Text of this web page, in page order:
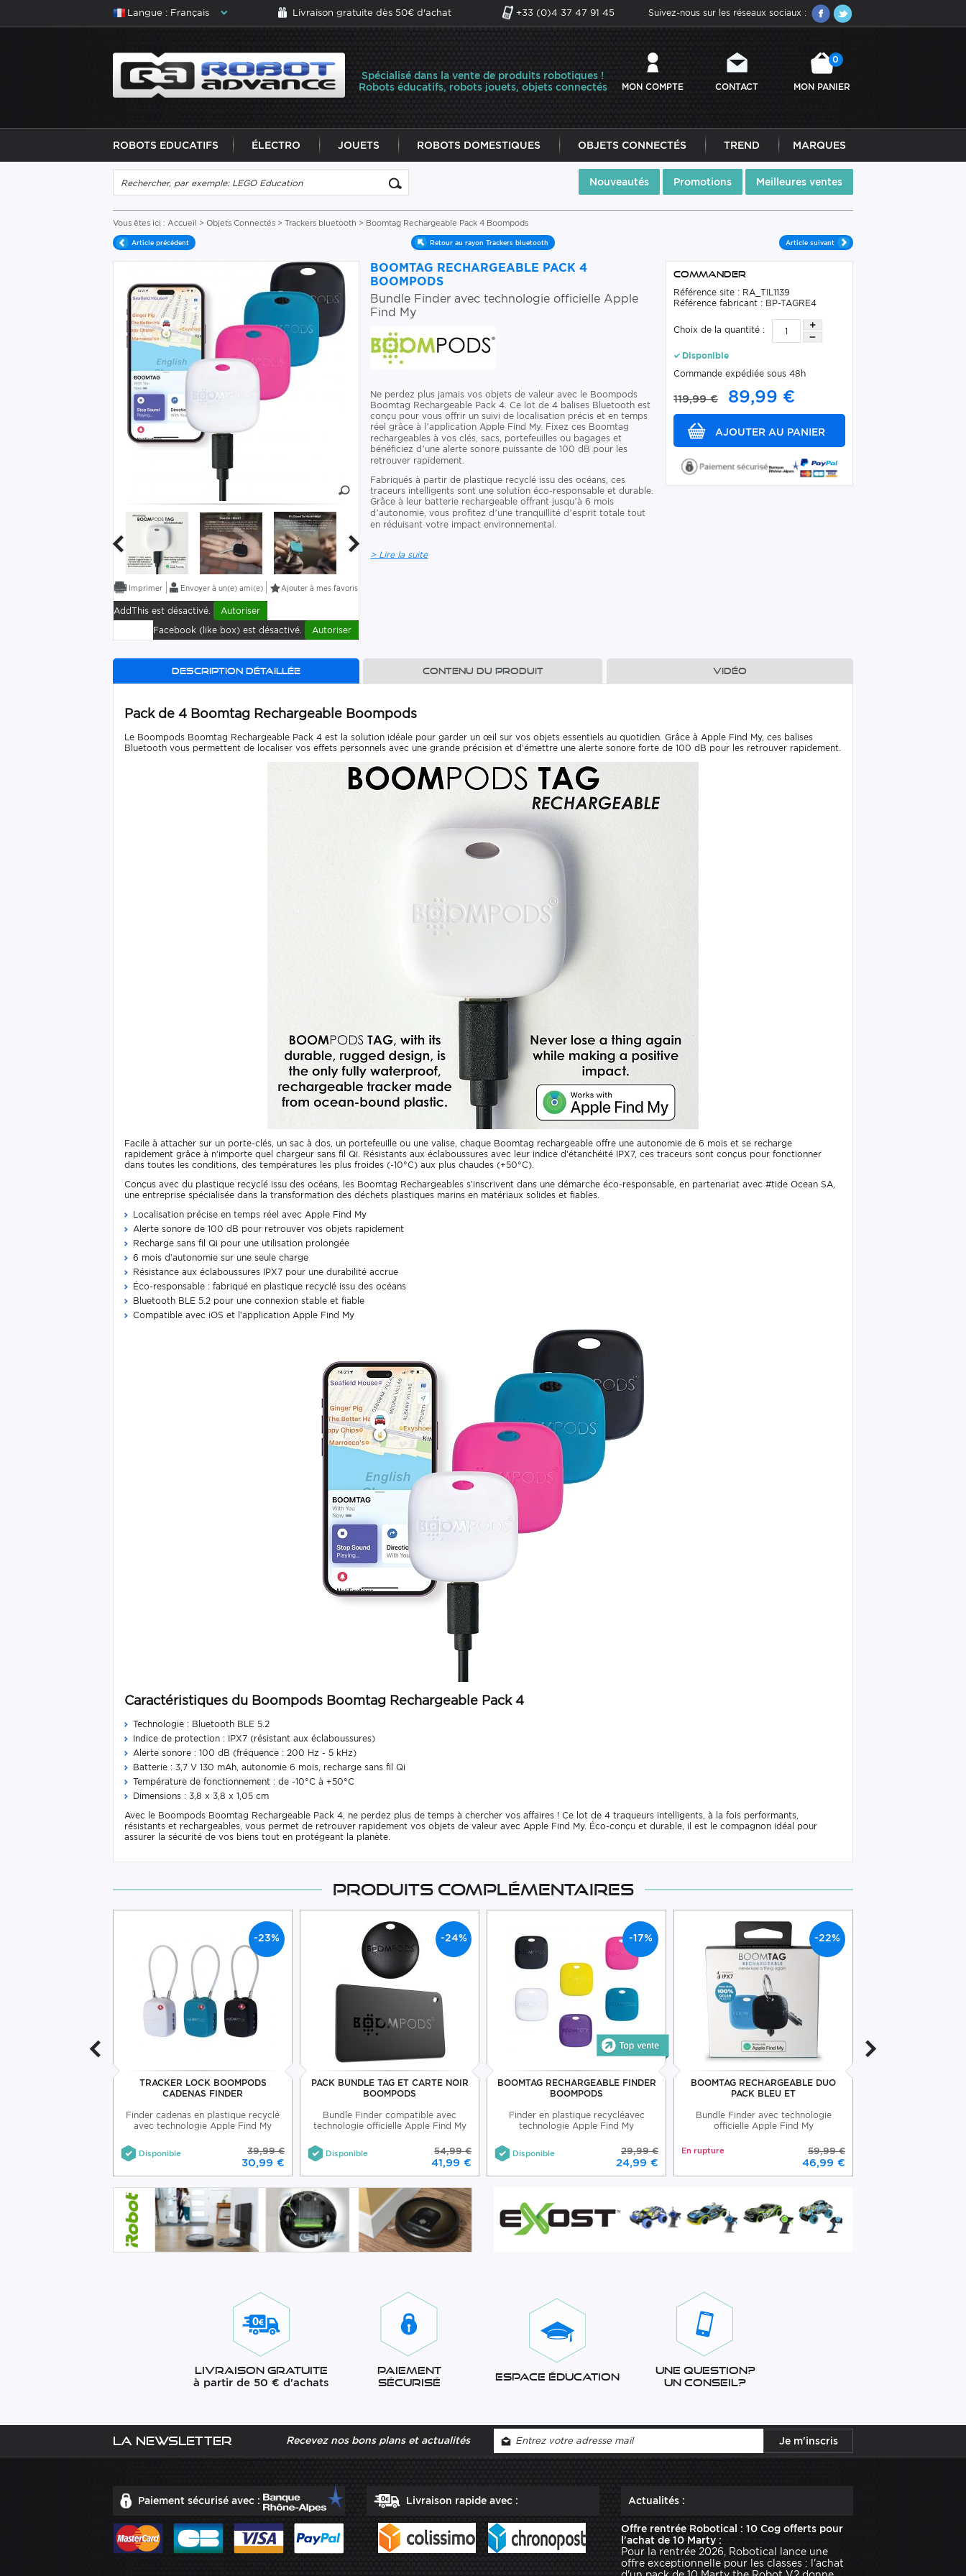
Langue : Français Livraison gratuite dès 50€ d'achat +33 (0)4 37 47 91 45 Suivez-nous sur les réseaux sociaux :
Spécialisé dans la vente de produits robotiques !
Robots éducatifs, robots jouets, objets connectés
MON COMPTE CONTACT MON PANIER
0
ROBOTS EDUCATIFS ÉLECTRO JOUETS ROBOTS DOMESTIQUES OBJETS CONNECTÉS TREND MARQUES
Nouveautés Promotions Meilleures ventes
Vous êtes ici : Accueil > Objets Connectés > Trackers bluetooth > Boomtag Rechargeable Pack 4 Boompods
Article précédent Retour au rayon Trackers bluetooth Article suivant
Envoyer à un(e) ami(e) Ajouter à mes favoris
AddThis est désactivé.
Autoriser
Facebook (like box) est désactivé.
Autoriser
BOOMTAG RECHARGEABLE PACK 4
BOOMPODS
Bundle Finder avec technologie officielle Apple
Find My
Ne perdez plus jamais vos objets de valeur avec le Boompods
Boomtag Rechargeable Pack 4. Ce lot de 4 balises Bluetooth est
conçu pour vous offrir un suivi de localisation précis et en temps
réel grâce à l’application Apple Find My. Fixez ces Boomtag
rechargeables à vos clés, sacs, portefeuilles ou bagages et
bénéficiez d’une alerte sonore puissante de 100 dB pour les
retrouver rapidement.
Fabriqués à partir de plastique recyclé issu des océans, ces
traceurs intelligents sont une solution éco-responsable et durable.
Grâce à leur batterie rechargeable offrant jusqu’à 6 mois
d’autonomie, vous profitez d’une tranquillité d’esprit totale tout
en réduisant votre impact environnemental.
> Lire la suite
Commander
Référence site : RA_TIL1139
Référence fabricant : BP-TAGRE4
Choix de la quantité :
Disponible
Commande expédiée sous 48h
119,99 € 89,99 €
Description détaillée Contenu du produit Vidéo
Pack de 4 Boomtag Rechargeable Boompods
Le Boompods Boomtag Rechargeable Pack 4 est la solution idéale pour garder un œil sur vos objets essentiels au quotidien. Grâce à Apple Find My, ces balises
Bluetooth vous permettent de localiser vos effets personnels avec une grande précision et d’émettre une alerte sonore forte de 100 dB pour les retrouver rapidement.
Facile à attacher sur un porte-clés, un sac à dos, un portefeuille ou une valise, chaque Boomtag rechargeable offre une autonomie de 6 mois et se recharge
rapidement grâce à n’importe quel chargeur sans fil Qi. Résistants aux éclaboussures avec leur indice d’étanchéité IPX7, ces traceurs sont conçus pour fonctionner
dans toutes les conditions, des températures les plus froides (-10°C) aux plus chaudes (+50°C).
Conçus avec du plastique recyclé issu des océans, les Boomtag Rechargeables s’inscrivent dans une démarche éco-responsable, en partenariat avec #tide Ocean SA,
une entreprise spécialisée dans la transformation des déchets plastiques marins en matériaux solides et fiables.
Localisation précise en temps réel avec Apple Find My
Alerte sonore de 100 dB pour retrouver vos objets rapidement
Recharge sans fil Qi pour une utilisation prolongée
6 mois d’autonomie sur une seule charge
Résistance aux éclaboussures IPX7 pour une durabilité accrue
Éco-responsable : fabriqué en plastique recyclé issu des océans
Bluetooth BLE 5.2 pour une connexion stable et fiable
Compatible avec iOS et l’application Apple Find My
Caractéristiques du Boompods Boomtag Rechargeable Pack 4
Technologie : Bluetooth BLE 5.2
Indice de protection : IPX7 (résistant aux éclaboussures)
Alerte sonore : 100 dB (fréquence : 200 Hz - 5 kHz)
Batterie : 3,7 V 130 mAh, autonomie 6 mois, recharge sans fil Qi
Température de fonctionnement : de -10°C à +50°C
Dimensions : 3,8 x 3,8 x 1,05 cm
Avec le Boompods Boomtag Rechargeable Pack 4, ne perdez plus de temps à chercher vos affaires ! Ce lot de 4 traqueurs intelligents, à la fois performants,
résistants et rechargeables, vous permet de retrouver rapidement vos objets de valeur avec Apple Find My. Éco-conçu et durable, il est le compagnon idéal pour
assurer la sécurité de vos biens tout en protégeant la planète.
Produits complémentaires
-23%
TRACKER LOCK BOOMPODS
CADENAS FINDER
Finder cadenas en plastique recyclé
avec technologie Apple Find My
Disponible 39,99 €
30,99 €
-24%
PACK BUNDLE TAG ET CARTE NOIR
BOOMPODS
Bundle Finder compatible avec
technologie officielle Apple Find My
Disponible 54,99 €
41,99 €
-17%
BOOMTAG RECHARGEABLE FINDER
BOOMPODS
Finder en plastique recycléavec
technologie Apple Find My
Disponible 29,99 €
24,99 €
-22%
BOOMTAG RECHARGEABLE DUO
PACK BLEU ET
Bundle Finder avec technologie
officielle Apple Find My
En rupture 59,99 €
46,99 €
Livraison gratuite
à partir de 50 € d'achats
Paiement
sécurisé
Espace éducation
Une question?
Un conseil?
La newsletter Recevez nos bons plans et actualités
Paiement sécurisé avec : Livraison rapide avec : Actualités :
Offre rentrée Robotical : 10 Cog offerts pour
l'achat de 10 Marty :
Pour la rentrée 2026, Robotical lance une
offre exceptionnelle pour les classes : l'achat